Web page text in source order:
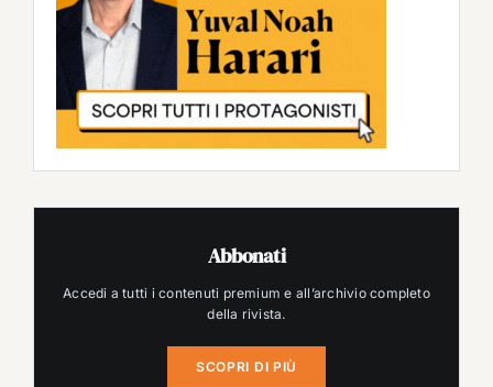
Abbonati
Accedi a tutti i contenuti premium e all’archivio completo
della rivista.
SCOPRI DI PIÙ